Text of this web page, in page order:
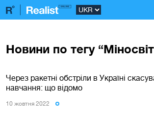
Новини по тегу
Через ракетні обстріли в Україні
навчання: що відомо
10 жовтня 2022